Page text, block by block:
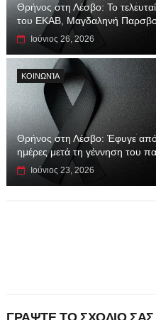
Θρήνος στη Λέσβο: Το
του ΕΚΑΒ, Μαγδαληνή
Ιούνιος 26, 2026
ΚΟΙΝΩΝΊΑ
Θρήνος στη Λέσβο: Έφυγε από
ημέρες μετά τη γέννηση του
Ιούνιος 23, 2026
ΓΡΑΨΤΕ ΤΟ ΣΧΟΛΙΟ ΣΑΣ